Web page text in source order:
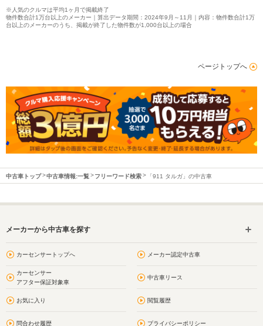
※人気のクルマは平均1ヶ月で掲載終了
物件数合計1万台以上のメーカー｜算出データ期間：2024年9月～11月｜内容：物件数合計1万
台以上のメーカーのうち、掲載が終了した物件数が1,000台以上の場合
ページトップへ
中古車トップ 中古車情報:一覧 フリーワード検索 「911 タルガ」の中古車
メーカーから中古車を探す
カーセンサートップへ メーカー認定中古車
カーセンサー
アフター保証対象車
中古車リース
お気に入り 閲覧履歴
問合わせ履歴 プライバシーポリシー